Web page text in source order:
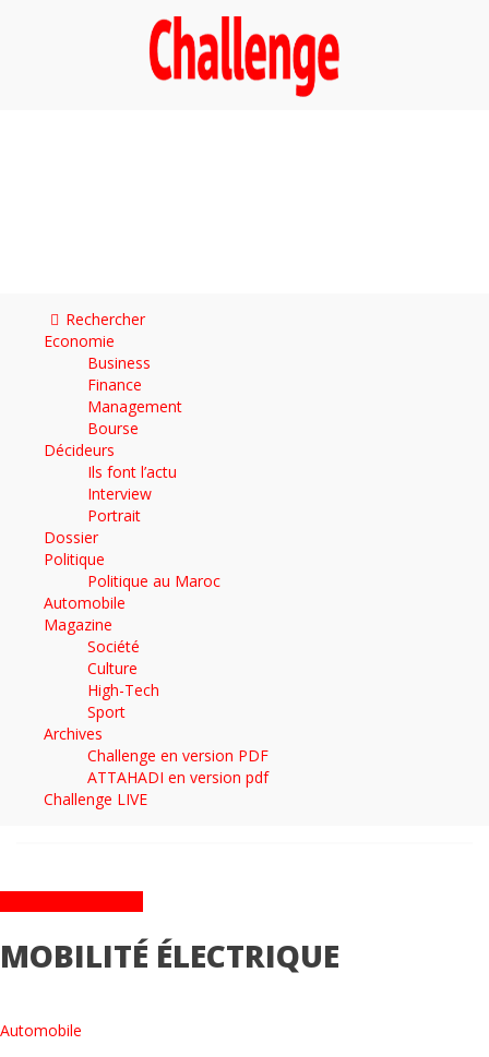
Rechercher
Economie
Business
Finance
Management
Bourse
Décideurs
Ils font l’actu
Interview
Portrait
Dossier
Politique
Politique au Maroc
Automobile
Magazine
Société
Culture
High-Tech
Sport
Archives
Challenge en version PDF
ATTAHADI en version pdf
Challenge LIVE
MOBILITÉ ÉLECTRIQUE
Automobile